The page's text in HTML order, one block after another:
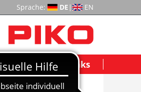
Sprache: DE | EN
Wichtige Links